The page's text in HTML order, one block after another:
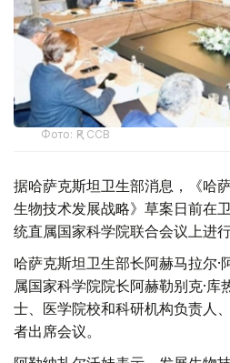
Фото: ҚР ССВ
据哈萨克斯坦卫生部消息，《哈
生物技术发展战略》草案日前在
统直属国家科学院联合会议上进行
哈萨克斯坦卫生部长阿赫马拉尔·
属国家科学院院长阿赫勒别克·库
士、医学院校和科研机构负责人
者出席会议。